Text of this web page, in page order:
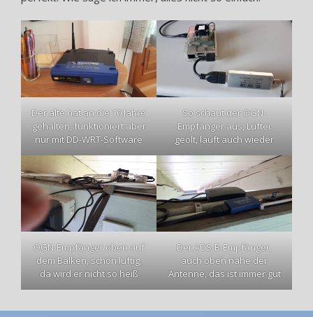
Der alte hat an die 10 Jahre
gehalten, funktioniert aber
nur mit DD-WRT-Software
So schaut der OGN-
Empfänger aus, Lüfter
geölt, läuft auch wieder
OGN-Empfänger oben auf
dem Balken, schön luftig,
da wird er nicht so heiß
Der ADS-B-Empfänger,
auch oben nahe der
Antenne, das ist immer gut